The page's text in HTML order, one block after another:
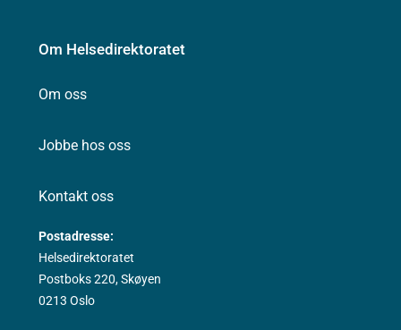
Om Helsedirektoratet
Om oss
Jobbe hos oss
Kontakt oss
Postadresse:
Helsedirektoratet
Postboks 220, Skøyen
0213 Oslo